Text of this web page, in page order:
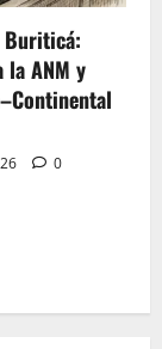
Buriticá:
ANM y
0